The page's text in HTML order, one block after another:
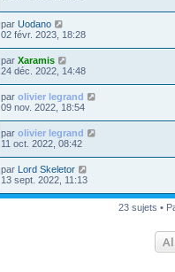
par Uodano
02 févr. 2023, 18:28
par Xaramis
24 déc. 2022, 14:48
par olivier legrand
09 nov. 2022, 18:54
par olivier legrand
11 oct. 2022, 08:42
par
Lord Skeletor
13 sept. 2022, 11:13
23 sujets •